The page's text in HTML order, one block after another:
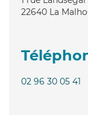
22640 La
02 96 30 05 41